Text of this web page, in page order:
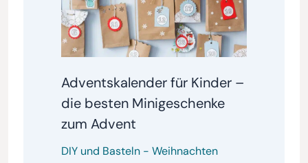
Adventskalender für Kinder –
die besten Minigeschenke
zum Advent
DIY und Basteln- Weihnachten